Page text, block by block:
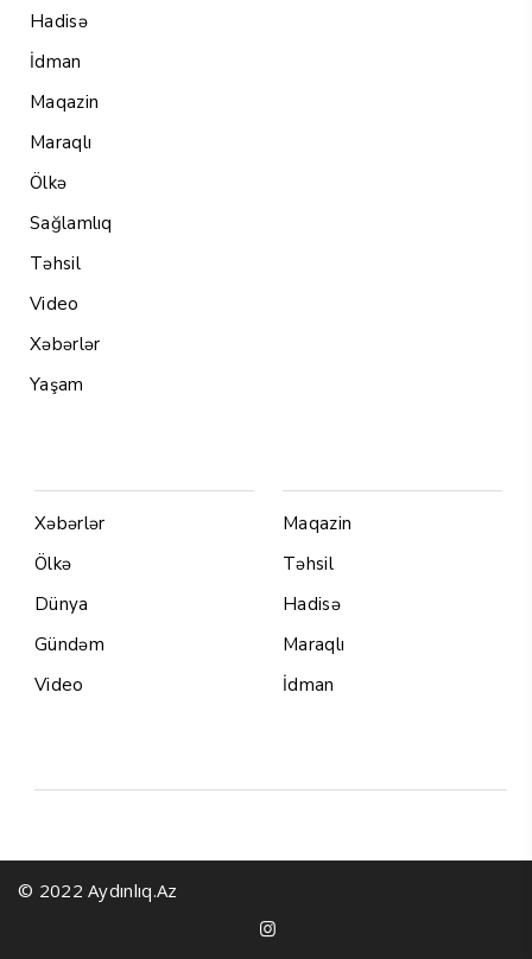
Hadisə
İdman
Maqazin
Maraqlı
Ölkə
Sağlamlıq
Təhsil
Video
Xəbərlər
Yaşam
Xəbərlər
Ölkə
Dünya
Gündəm
Video
Maqazin
Təhsil
Hadisə
Maraqlı
İdman
© 2022 Aydınlıq.Az